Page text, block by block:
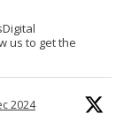
us to get the
2024